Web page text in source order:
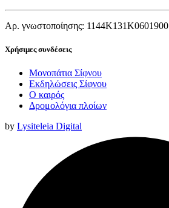
Αρ. γνωστοποίησης: 1144Κ131Κ0601900
Χρήσιμες συνδέσεις
Μονοπάτια Σίφνου
Εκδηλώσεις Σίφνου
Ο καιρός
Δρομολόγια πλοίων
by Lysiteleia Digital